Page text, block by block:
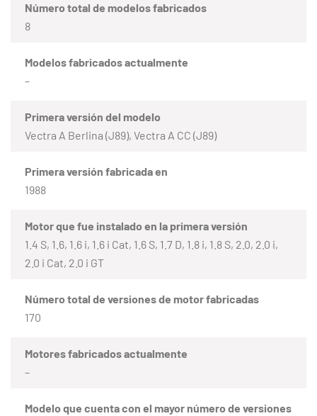
Número total de modelos fabricados
8
Modelos fabricados actualmente
–
Primera versión del modelo
Vectra A Berlina (J89), Vectra A CC (J89)
Primera versión fabricada en
1988
Motor que fue instalado en la primera versión
1.4 S, 1.6, 1.6 i, 1.6 i Cat, 1.6 S, 1.7 D, 1.8 i, 1.8 S, 2.0, 2.0 i,
2.0 i Cat, 2.0 i GT
Número total de versiones de motor fabricadas
170
Motores fabricados actualmente
–
Modelo que cuenta con el mayor número de versiones